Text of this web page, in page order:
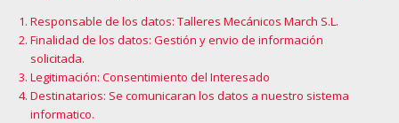
Responsable de los datos: Talleres Mecánicos March S.L.
Finalidad de los datos: Gestión y envio de información
solicitada.
Legitimación: Consentimiento del Interesado
Destinatarios: Se comunicaran los datos a nuestro sistema
informatico.